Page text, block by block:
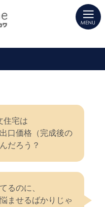
域の注文住宅・新築戸建てを手が
築戸建てを手がける工務店ならエ
住宅は
口価格（完成後の
だろう？
るのに、
ませるばかりじゃ